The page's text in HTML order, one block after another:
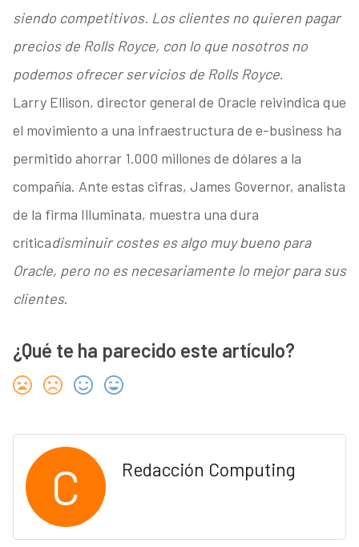
siendo competitivos. Los clientes no quieren pagar
precios de Rolls Royce, con lo que nosotros no
podemos ofrecer servicios de Rolls Royce.
Larry Ellison, director general de Oracle reivindica que
el movimiento a una infraestructura de e-business ha
permitido ahorrar 1.000 millones de dólares a la
compañía. Ante estas cifras, James Governor, analista
de la firma Illuminata, muestra una dura
críticadisminuir costes es algo muy bueno para
Oracle, pero no es necesariamente lo mejor para sus
clientes.
¿Qué te ha parecido este artículo?
C Redacción Computing